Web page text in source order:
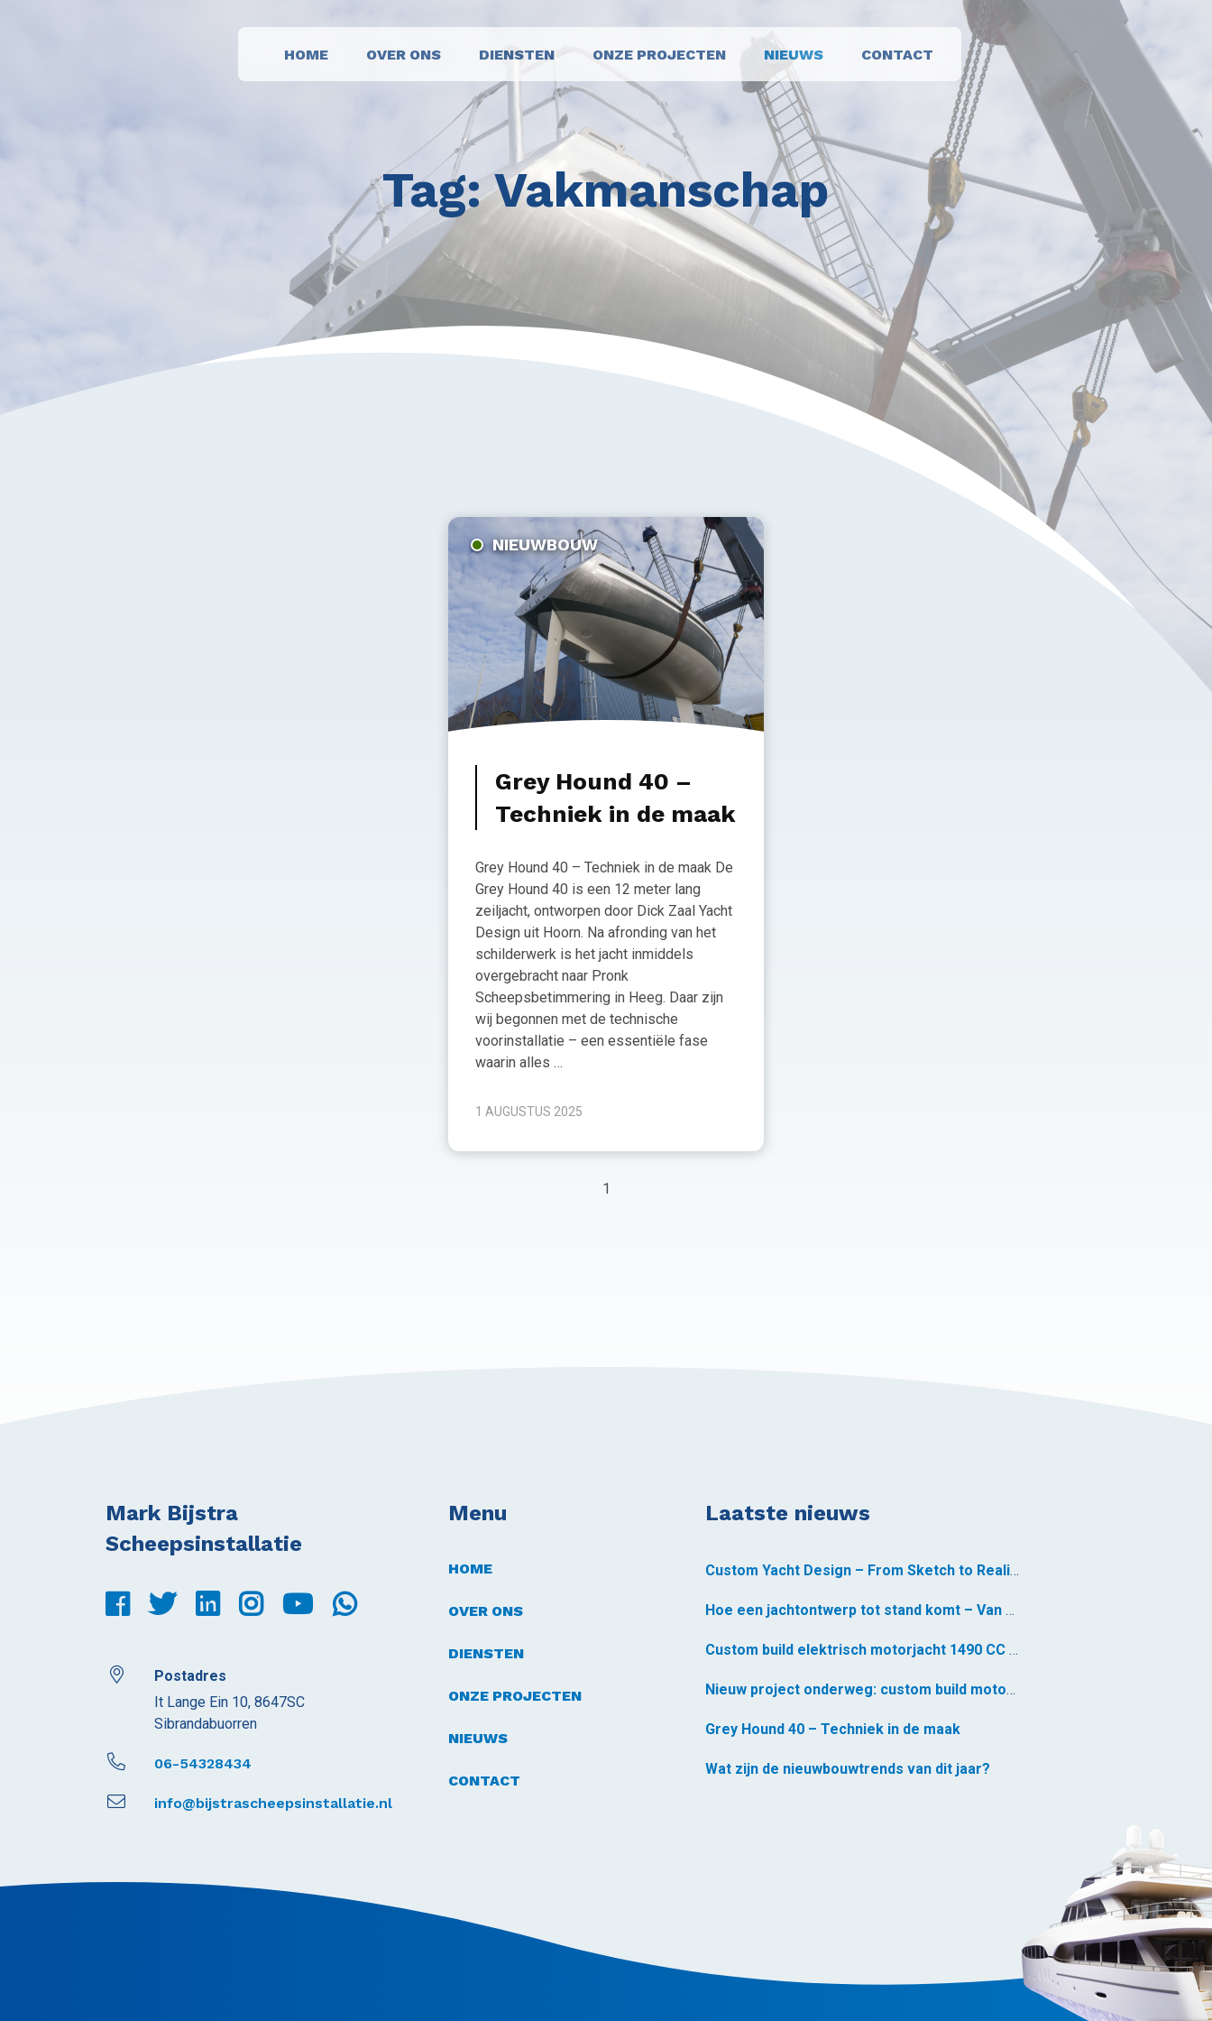
HOME OVER ONS DIENSTEN ONZE PROJECTEN NIEUWS CONTACT
Tag:Vakmanschap
NIEUWBOUW
Grey Hound 40 –
Techniek in de maak
Grey Hound 40 – Techniek in de maak De
Grey Hound 40 is een 12 meter lang
zeiljacht, ontworpen door Dick Zaal Yacht
Design uit Hoorn. Na afronding van het
schilderwerk is het jacht inmiddels
overgebracht naar Pronk
Scheepsbetimmering in Heeg. Daar zijn
wij begonnen met de technische
voorinstallatie – een essentiële fase
waarin alles …
1 AUGUSTUS 2025
1
Mark Bijstra
Scheepsinstallatie
Postadres
It Lange Ein 10, 8647SC
Sibrandabuorren
06-54328434
info@bijstrascheepsinstallatie.nl
Menu
HOME
OVER ONS
DIENSTEN
ONZE PROJECTEN
NIEUWS
CONTACT
Laatste nieuws
Custom Yacht Design – From Sketch to Reality
Hoe een jachtontwerp tot stand komt – Van schets tot realiteit *
Custom build elektrisch motorjacht 1490 CC – voormontage gestart
Nieuw project onderweg: custom build motorjacht 1490 CC
Grey Hound 40 – Techniek in de maak
Wat zijn de nieuwbouwtrends van dit jaar?